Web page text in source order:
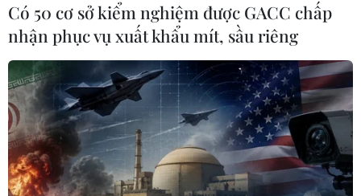
Có 50 cơ sở kiểm nghiệm được GACC chấp
nhận phục vụ xuất khẩu mít, sầu riêng